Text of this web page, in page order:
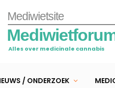
Mediwietsite
Alles over medicinale cannabis
/ ONDERZOEK